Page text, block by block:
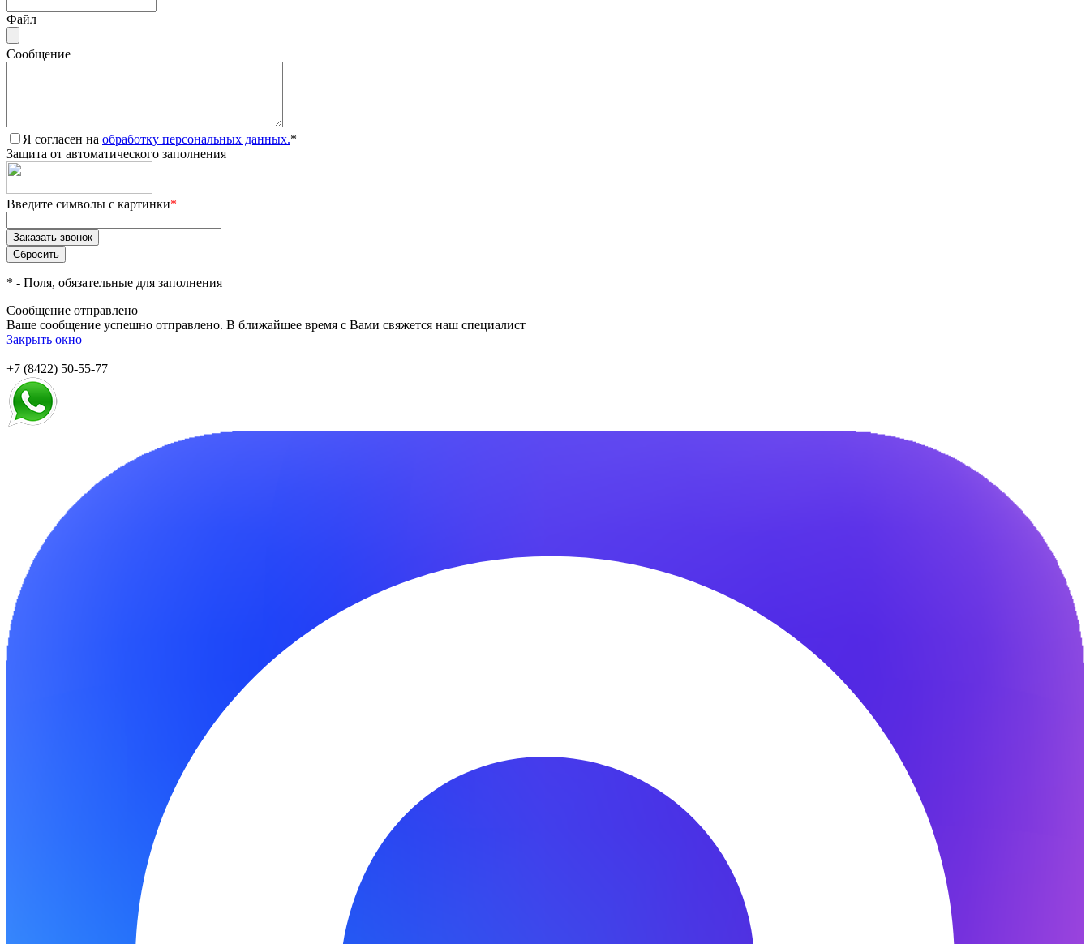
Файл
Сообщение
Я согласен на обработку персональных данных.*
Защита от автоматического заполнения
Введите символы с картинки*
* - Поля, обязательные для заполнения
Сообщение отправлено
Ваше сообщение успешно отправлено. В ближайшее время с Вами свяжется наш специалист
Закрыть окно
+7 (8422) 50-55-77